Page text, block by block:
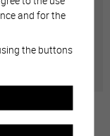
de la Ville
and for the
the buttons